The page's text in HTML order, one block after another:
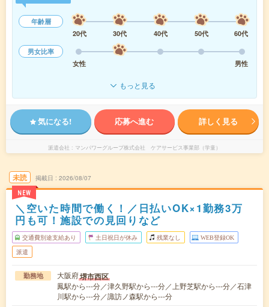
年齢層
20代
30代 40代 50代
60代
男女比率
女性
男性
もっと見る
気になる! 応募へ進む 詳しく見る
派遣会社 マンパワーグループ株式会社 ケアサービス事業部（学童）
未読
NEW
掲載日 2026/08/07
＼空いた時間で働く！／日払いOK×1勤務3万
円も可！施設での見回りなど
交通費別途支給あり 土日祝日が休み 残業なし WEB登録OK
派遣
勤務地 大阪府堺市西区
鳳駅から---分／津久野駅から---分／上野芝駅から---分／石津
川駅から---分／諏訪ノ森駅から---分